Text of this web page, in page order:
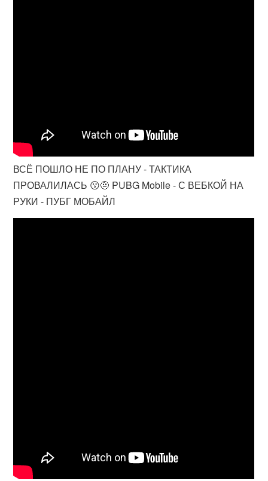
ВСЁ ПОШЛО НЕ ПО ПЛАНУ - ТАКТИКА
ПРОВАЛИЛАСЬ 😗🤨 PUBG Mobile - С ВЕБКОЙ НА
РУКИ - ПУБГ МОБАЙЛ